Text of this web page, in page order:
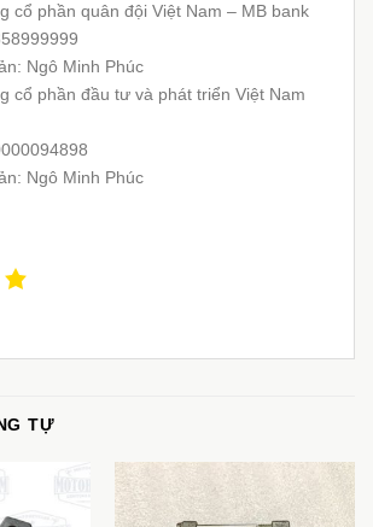
cổ phần quân đội Việt Nam – MB bank
Ngô Minh Phúc
cổ phần đầu tư và phát triển Việt Nam
Ngô Minh Phúc
TỰ